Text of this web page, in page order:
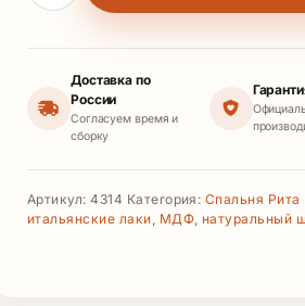
Доставка по
России
Согласуем время и
сборку
Артикул:4314 Категория: Спальня Рита
итальянские лаки, МДФ, натуральный